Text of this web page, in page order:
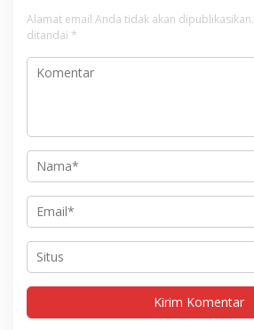
Alamat email Anda tidak akan dipublikasikan.
ditandai *